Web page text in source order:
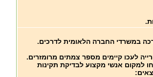
במשרדי החברה הלאומית לדרכים.
4 בין נהרייה לעכו קיימים מספר צמתים מרומזרים.
למקום אנשי מקצוע לבדיקת תקינות